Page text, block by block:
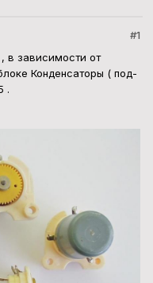
#1
зависимости от
Конденсаторы ( под-
.